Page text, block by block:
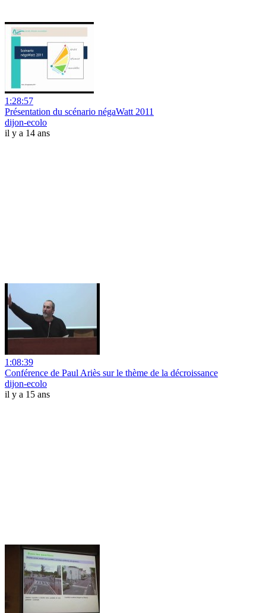
1:28:57
Présentation du scénario négaWatt 2011
dijon-ecolo
il y a 14 ans
1:08:39
Conférence de Paul Ariès sur le thème de la décroissance
dijon-ecolo
il y a 15 ans